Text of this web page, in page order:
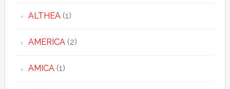
ALTHEA(1)
AMERICA(2)
AMICA(1)